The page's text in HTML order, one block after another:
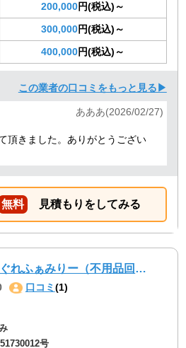
200,000円(税込)～
300,000円(税込)～
400,000円(税込)～
この業者の口コミをもっと見る▶
あああ(2026/02/27)
頂きました。ありがとうござい
無料 見積もりをしてみる
便利屋・氣まぐれふぁみりー（不用品回収・遺品整理・お墓参り代行等、幅広く対応しております）
口コミ (1)
号